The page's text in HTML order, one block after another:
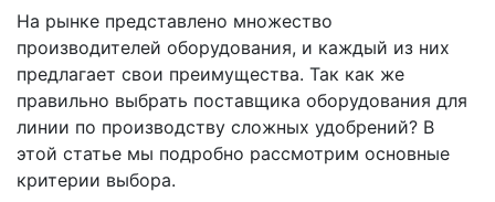
На рынке представлено множество
производителей оборудования, и каждый из них
предлагает свои преимущества. Так как же
правильно выбрать поставщика оборудования для
линии по производству сложных удобрений? В
этой статье мы подробно рассмотрим основные
критерии выбора.